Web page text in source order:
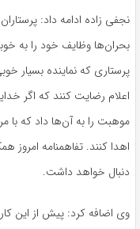
نجفی زاده ادامه داد:
بحران‌ها وظایف خود را به
پرستاری که نماینده بسیار
اعلام رضایت کنند که اگر
موهبت را به آن‌ها داد که با
اهدا کنند. تفاهمنامه امروز
دنبال خواهد داشت.
وی اضافه کرد: پیش از این